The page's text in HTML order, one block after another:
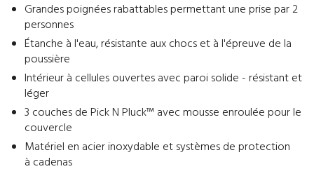
Grandes poignées rabattables permettant une prise par 2
personnes
Étanche à l'eau, résistante aux chocs et à l'épreuve de la
poussière
Intérieur à cellules ouvertes avec paroi solide - résistant et
léger
3 couches de Pick N Pluck™ avec mousse enroulée pour le
couvercle
Matériel en acier inoxydable et systèmes de protection
à cadenas